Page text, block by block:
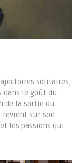
solitaires,
dans le goût du
de la sortie du
revient sur son
les passions qui